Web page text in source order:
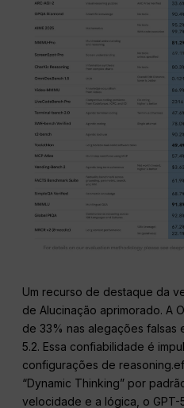
Um recurso de destaque da
de Alucinação aprimorado. A
de 33% nas alegações falsas
5.2. Essa confiabilidade é
configurações de
“Dynamic Thinking” por
velocidade e a lógica, o GPT-